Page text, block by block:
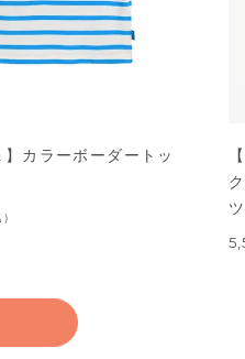
】カラーボーダートッ
ツ